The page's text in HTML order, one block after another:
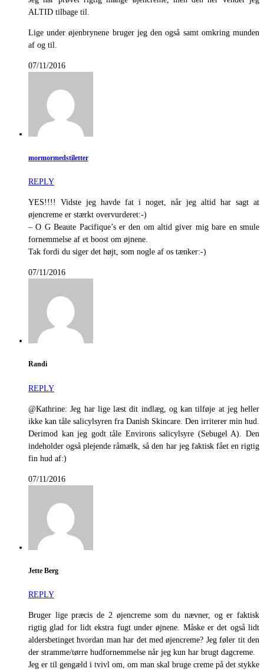
ALTID tilbage til.
Lige under øjenbrynene bruger jeg den også samt omkring munden
af og til.
07/11/2016
mormormedstiletter
REPLY
YES!!!! Vidste jeg havde fat i noget, når jeg altid har sagt at
øjencreme er stærkt overvurderet:-)
– O G Beaute Pacifique’s er den om altid giver mig bare en smule
fornemmelse af et boost om øjnene.
Tak fordi du siger det højt, som nogle af os tænker:-)
07/11/2016
Randi
REPLY
@Kathrine: Jeg har lige læst dit indlæg, og kan tilføje at jeg heller
ikke kan tåle salicylsyren fra Danish Skincare. Den irriterer min hud.
Derimod kan jeg godt tåle Environs salicylsyre (Sebugel A). Den
indeholder også plejende råmælk, så den har jeg faktisk fået en rigtig
fin hud af:)
07/11/2016
Jette Berg
REPLY
Bruger lige præcis de 2 øjencreme som du nævner, og er faktisk
rigtig glad for lidt ekstra fugt under øjnene. Måske er det også lidt
aldersbetinget hvordan man har det med øjencreme? Jeg føler tit den
der stramme/tørre hudfornemmelse når jeg kun har brugt dagcreme.
Jeg er til gengæld i tvivl om, om man skal bruge creme på det stykke